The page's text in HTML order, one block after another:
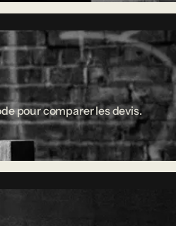
pour comparer les devis.